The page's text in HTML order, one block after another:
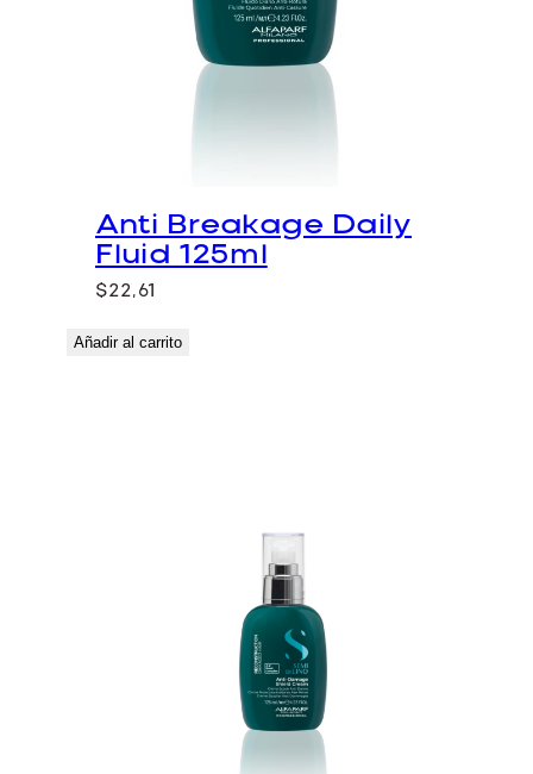
Anti Breakage Daily
Fluid 125ml
$22,61
Añadir al carrito